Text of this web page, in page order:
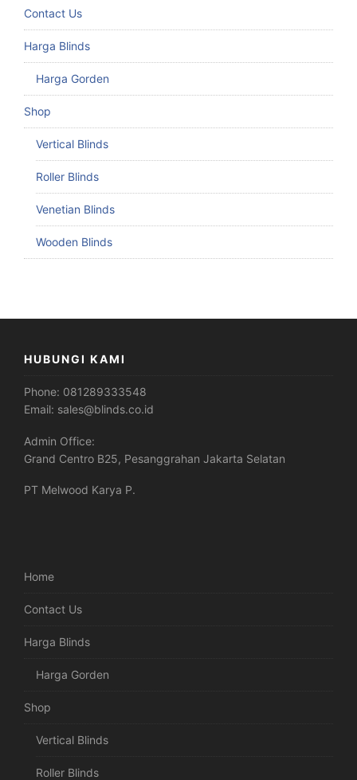
Contact Us
Harga Blinds
Harga Gorden
Shop
Vertical Blinds
Roller Blinds
Venetian Blinds
Wooden Blinds
HUBUNGI KAMI
Phone: 081289333548
Email: sales@blinds.co.id
Admin Office:
Grand Centro B25, Pesanggrahan Jakarta Selatan
PT Melwood Karya P.
Home
Contact Us
Harga Blinds
Harga Gorden
Shop
Vertical Blinds
Roller Blinds